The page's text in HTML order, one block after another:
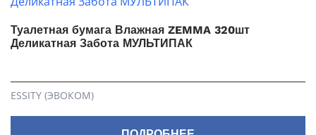
Туалетная бумага Влажная ZEMMA 320шт
Деликатная Забота МУЛЬТИПАК
ESSITY (ЭВОКОМ)